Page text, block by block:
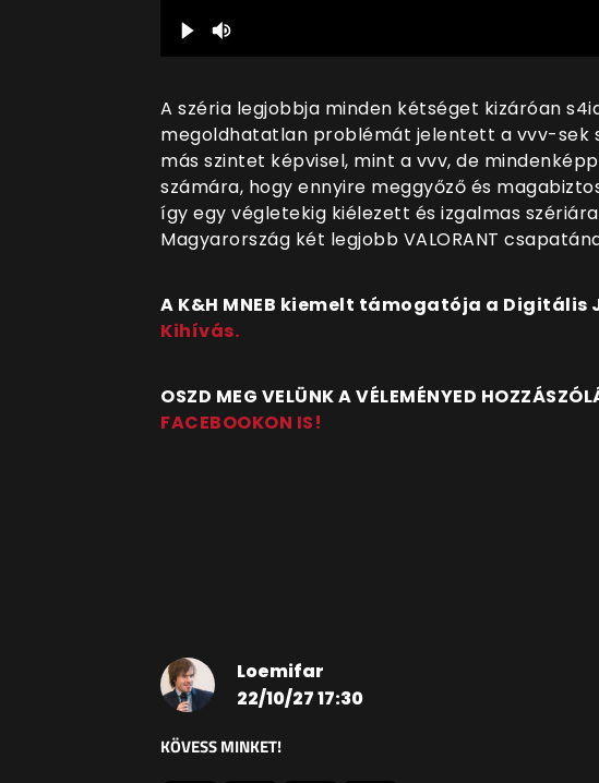
A széria legjobbja minden kétséget kizáróan
megoldhatatlan problémát jelentett a vvv-sek
más szintet képvisel, mint a vvv, de
számára, hogy ennyire meggyőző és
így egy végletekig kiélezett és izgalmas
Magyarország két legjobb VALORANT
A K&H MNEB kiemelt támogatója a Digitális
Kihívás.
OSZD MEG VELÜNK A VÉLEMÉNYED
FACEBOOKON IS!
Loemifar
22/10/27 17:30
KÖVESS MINKET!